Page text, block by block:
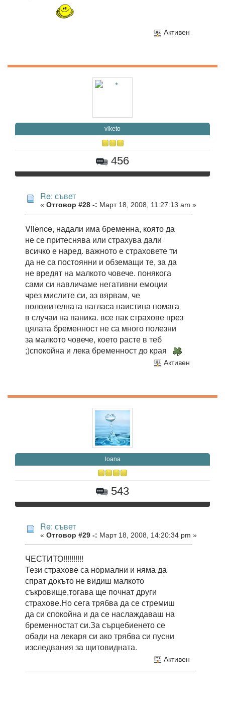
Активен
viketo
456
Re: съвет
« Отговор #28 -: Март 18, 2008, 11:27:13 am »
Vilence, надали има бременна, която да
не се притеснява или страхува дали
всичко е наред. важното е страховете ти
да не са постоянни и обземащи те, за да
не вредят на малкото човече. понякога
сами си навличаме негативни емоции
чрез мислите си, аз вярвам, че
положителната нагласа наистина помага
в случаи на паника. все пак страхове през
цялата бременност не са много полезни
за малкото човече, което расте в теб
;)спокойна и лека бременност до края
Активен
loana
543
Re: съвет
« Отговор #29 -: Март 18, 2008, 14:20:34 pm »
ЧЕСТИТО!!!!!!!!!!
Тези страхове са нормални и няма да
спрат докъто не видиш малкото
съкровище,тогава ще почнат други
страхове.Но сега трябва да се стремиш
да си спокойна и да се наслаждаваш на
бременностат си.За сърцебиенето се
обади на лекаря си ако трябва си пусни
изследвания за щитовидната.
Активен